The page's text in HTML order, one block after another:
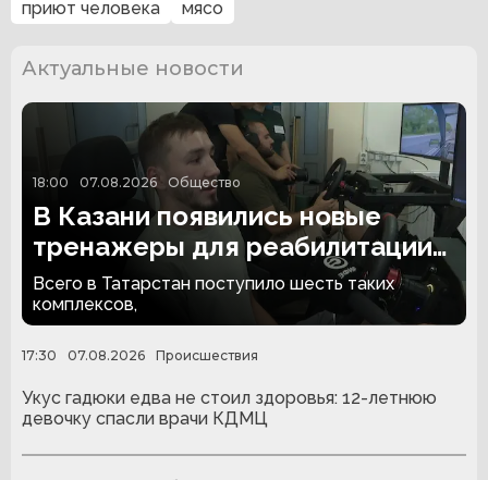
приют человека
мясо
Актуальные новости
18:00 07.08.2026 Общество
В Казани появились новые
тренажеры для реабилитации
людей с ампутациями
Всего в Татарстан поступило шесть таких
комплексов,
17:30 07.08.2026 Происшествия
Укус гадюки едва не стоил здоровья: 12-летнюю
девочку спасли врачи КДМЦ